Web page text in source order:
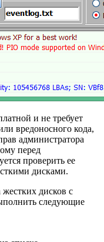
и не требует
вредоносного кода,
администратора
перед
проверить ее
дисками.
дисков с
следующие